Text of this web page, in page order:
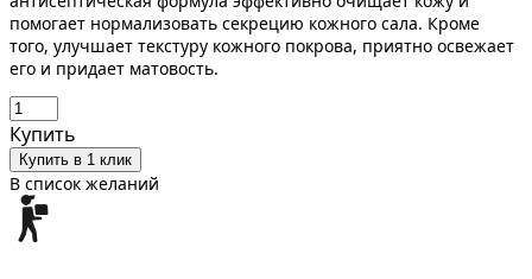
помогает нормализовать секрецию кожного сала. Кроме
того, улучшает текстуру кожного покрова, приятно освежает
его и придает матовость.
Купить
Купить в 1 клик
В список желаний